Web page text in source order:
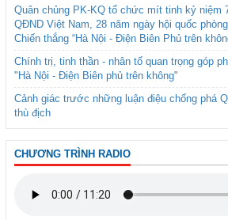
Quân chủng PK-KQ tổ chức mít tinh kỷ niệm
QĐND Việt Nam, 28 năm ngày hội quốc
Chiến thắng “Hà Nội - Điện Biên Phủ trên
Chính trị, tinh thần - nhân tố quan trọng góp
"Hà Nội - Điện Biên phủ trên không"
Cảnh giác trước những luận điệu chống phá
thù địch
CHƯƠNG TRÌNH RADIO